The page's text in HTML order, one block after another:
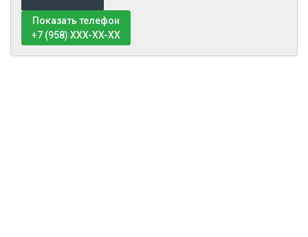
Показать телефон
+7 (958) XXX-XX-XX